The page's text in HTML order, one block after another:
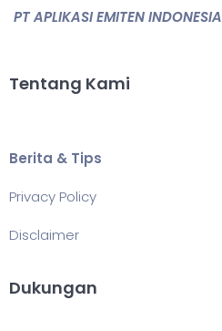
PT APLIKASI EMITEN INDONESIA
Tentang Kami
Berita & Tips
Privacy Policy
Disclaimer
Dukungan